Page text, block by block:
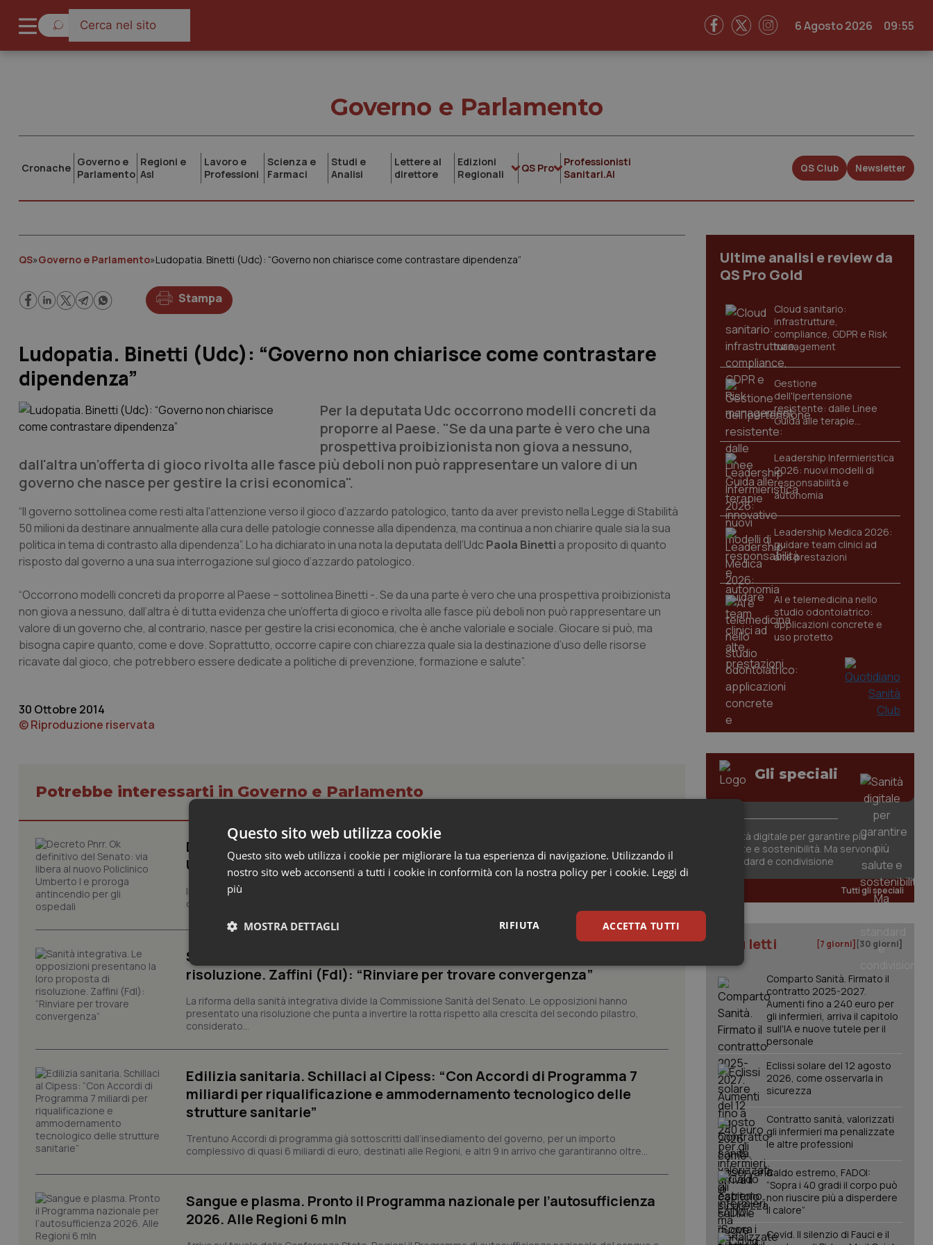
6 Agosto 2026 09:55
Governo e Parlamento
Cronache Governo e
Parlamento
Regioni e
Asl
Lavoro e
Professioni
Scienza e
Farmaci
Studi e
Analisi
Lettere al
direttore
Edizioni
Regionali
QS Pro
Professionisti
Sanitari.AI
QS Club Newsletter
QS»Governo e Parlamento»Ludopatia. Binetti (Udc): “Governo non chiarisce come contrastare dipendenza”
Stampa
Ludopatia. Binetti (Udc): “Governo non chiarisce come contrastare
dipendenza”
Per la deputata Udc occorrono modelli concreti da
proporre al Paese. "Se da una parte è vero che una
prospettiva proibizionista non giova a nessuno,
dall'altra un’offerta di gioco rivolta alle fasce più deboli non può rappresentare un valore di un
governo che nasce per gestire la crisi economica".
“Il governo sottolinea come resti alta l'attenzione verso il gioco d’azzardo patologico, tanto da aver previsto nella Legge di Stabilità
50 milioni da destinare annualmente alla cura delle patologie connesse alla dipendenza, ma continua a non chiarire quale sia la sua
politica in tema di contrasto alla dipendenza”. Lo ha dichiarato in una nota la deputata dell’Udc Paola Binetti a proposito di quanto
risposto dal governo a una sua interrogazione sul gioco d’azzardo patologico.
“Occorrono modelli concreti da proporre al Paese – sottolinea Binetti -. Se da una parte è vero che una prospettiva proibizionista
non giova a nessuno, dall’altra è di tutta evidenza che un’offerta di gioco e rivolta alle fasce più deboli non può rappresentare un
valore di un governo che, al contrario, nasce per gestire la crisi economica, che è anche valoriale e sociale. Giocare si può, ma
bisogna capire quanto, come e dove. Soprattutto, occorre capire con chiarezza quale sia la destinazione d’uso delle risorse
ricavate dal gioco, che potrebbero essere dedicate a politiche di prevenzione, formazione e salute”.
30 Ottobre 2014
© Riproduzione riservata
Potrebbe interessarti in Governo e Parlamento
Decreto Pnrr. Ok definitivo del Senato: via libera al nuovo Policlinico
Umberto I e proroga antincendio per gli ospedali
Il decreto Pnrr è legge. Il Senato ha approvato oggi pomeriggio in via definitiva il provvedimento, con voto
di fiducia, nel testo già licenziato lo scorso 3 agosto dalla Camera....
Sanità integrativa. Le opposizioni presentano la loro proposta di
risoluzione. Zaffini (FdI): “Rinviare per trovare convergenza”
La riforma della sanità integrativa divide la Commissione Sanità del Senato. Le opposizioni hanno
presentato una risoluzione che punta a invertire la rotta rispetto alla crescita del secondo pilastro,
considerato...
Edilizia sanitaria. Schillaci al Cipess: “Con Accordi di Programma 7
miliardi per riqualificazione e ammodernamento tecnologico delle
strutture sanitarie”
Trentuno Accordi di programma già sottoscritti dall’insediamento del governo, per un importo
complessivo di quasi 6 miliardi di euro, destinati alle Regioni, e altri 9 in arrivo che garantiranno oltre...
Sangue e plasma. Pronto il Programma nazionale per l’autosufficienza
2026. Alle Regioni 6 mln
Ultime analisi e review da
QS Pro Gold
Cloud sanitario:
infrastrutture,
compliance, GDPR e Risk
management
Gestione
dell'Ipertensione
resistente: dalle Linee
Guida alle terapie
innovative
Leadership Infermieristica
2026: nuovi modelli di
responsabilità e
autonomia
Leadership Medica 2026:
guidare team clinici ad
alte prestazioni
AI e telemedicina nello
studio odontoiatrico:
applicazioni concrete e
uso protetto
Gli speciali
Sanità digitale per garantire più
salute e sostenibilità. Ma servono
standard e condivisione
Tutti gli speciali
I più letti [7 giorni] [30 giorni]
Comparto Sanità. Firmato il
contratto 2025-2027.
Aumenti fino a 240 euro per
gli infermieri, arriva il capitolo
sull'IA e nuove tutele per il
personale
Eclissi solare del 12 agosto
2026, come osservarla in
sicurezza
Contratto sanità, valorizzati
gli infermieri ma penalizzate
le altre professioni
Caldo estremo, FADOI:
“Sopra i 40 gradi il corpo può
non riuscire più a disperdere
il calore”
Covid. Il silenzio di Fauci e il
Questo sito web utilizza cookie
Questo sito web utilizza i cookie per migliorare la tua esperienza di navigazione. Utilizzando il
nostro sito web acconsenti a tutti i cookie in conformità con la nostra policy per i cookie. Leggi di
più
ACCETTA TUTTI
RIFIUTA
MOSTRA DETTAGLI
Necessari Statistici Marketing
I cookie necessari contribuiscono a rendere fruibile il sito web abilitandone funzionalità di base quali la navigazione sulle pagine
e l'accesso alle aree protette del sito. Il sito web non è in grado di funzionare correttamente senza questi cookie.
VISITOR_PRIVACY_METADATA
YouTube
.youtube.com
5 mesi 4
settimane
Questo cookie viene utilizzato per memorizzare le
scelte di consenso e privacy dell'utente per la loro
del visitatore riguardo a varie politiche e
CookieScriptConsent
CookieScript
Questo cookie viene utilizzato dal servizio Cookie-
dei cookie di Cookie-Script.com funzioni